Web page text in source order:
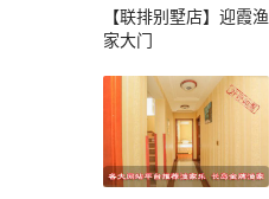
【联排别墅店】迎霞渔
家大门